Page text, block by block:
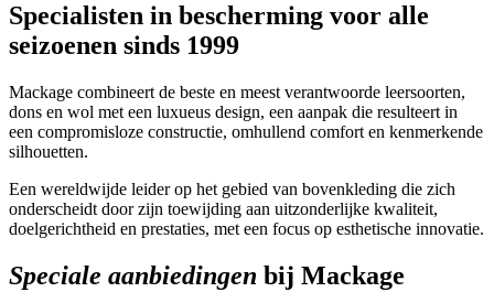
Specialisten in bescherming voor alle
seizoenen sinds 1999
Mackage combineert de beste en meest verantwoorde leersoorten,
dons en wol met een luxueus design, een aanpak die resulteert in
een compromisloze constructie, omhullend comfort en kenmerkende
silhouetten.
Een wereldwijde leider op het gebied van bovenkleding die zich
onderscheidt door zijn toewijding aan uitzonderlijke kwaliteit,
doelgerichtheid en prestaties, met een focus op esthetische innovatie.
Speciale aanbiedingen bij Mackage